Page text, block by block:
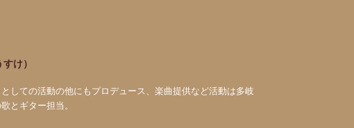
け）
しての活動の他にもプロデュース、楽曲提供など活動は多岐
とギター担当。